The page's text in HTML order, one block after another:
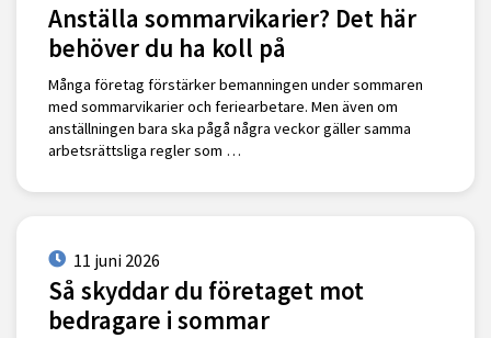
Anställa sommarvikarier? Det här
behöver du ha koll på
Många företag förstärker bemanningen under sommaren
med sommarvikarier och feriearbetare. Men även om
anställningen bara ska pågå några veckor gäller samma
arbetsrättsliga regler som …
11 juni 2026
Så skyddar du företaget mot
bedragare i sommar